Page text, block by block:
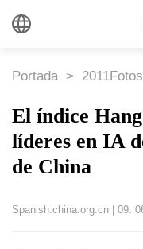
Portada > 2011Fotos
El índice
líderes en IA
de China
Spanish.china.org.cn 09.